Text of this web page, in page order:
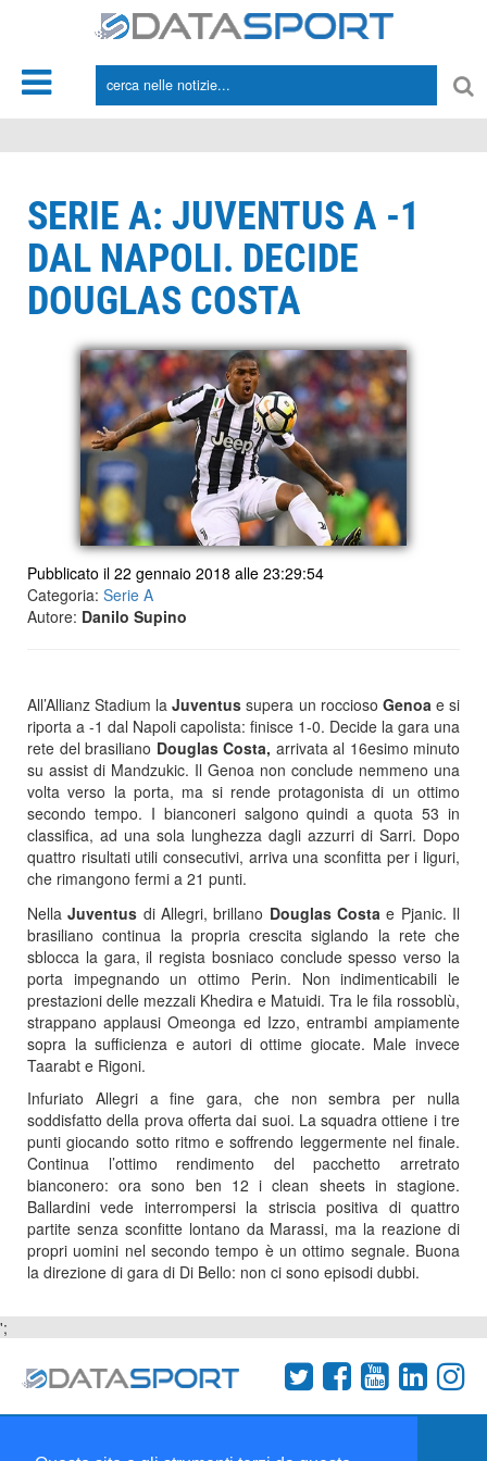
SERIE A: JUVENTUS A -1
DAL NAPOLI. DECIDE
DOUGLAS COSTA
Pubblicato il 22 gennaio 2018 alle 23:29:54
Categoria: Serie A
Autore: Danilo Supino
All’Allianz Stadium laJuventus supera un roccioso Genoae si
riporta a -1 dal Napoli capolista: finisce 1-0. Decide la gara una
rete del brasiliano Douglas Costa, arrivata al 16esimo minuto
su assist di Mandzukic. Il Genoa non conclude nemmeno una
volta verso la porta, ma si rende protagonista di un ottimo
secondo tempo. I bianconeri salgono quindi a quota 53 in
classifica, ad una sola lunghezza dagli azzurri di Sarri. Dopo
quattro risultati utili consecutivi, arriva una sconfitta per i liguri,
che rimangono fermi a 21 punti.
NellaJuventus di Allegri, brillano Douglas Costa e Pjanic. Il
brasiliano continua la propria crescita siglando la rete che
sblocca la gara, il regista bosniaco conclude spesso verso la
porta impegnando un ottimo Perin. Non indimenticabili le
prestazioni delle mezzali Khedira e Matuidi. Tra le fila rossoblù,
strappano applausi Omeonga ed Izzo, entrambi ampiamente
sopra la sufficienza e autori di ottime giocate. Male invece
Taarabt e Rigoni.
Infuriato Allegri a fine gara, che non sembra per nulla
soddisfatto della prova offerta dai suoi. La squadra ottiene i tre
punti giocando sotto ritmo e soffrendo leggermente nel finale.
Continua l’ottimo rendimento del pacchetto arretrato
bianconero: ora sono ben 12 i clean sheets in stagione.
Ballardini vede interrompersi la striscia positiva di quattro
partite senza sconfitte lontano da Marassi, ma la reazione di
propri uomini nel secondo tempo è un ottimo segnale. Buona
la direzione di gara di Di Bello: non ci sono episodi dubbi.
';